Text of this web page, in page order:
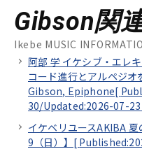
Gibson関
Ikebe MUSIC
阿部 学 イケシブ・エレ
コード進行とアルペジ
Gibson, Epiphone[
30/Updated:2026-07-23
イケベリユースAKIBA
9（日）】[